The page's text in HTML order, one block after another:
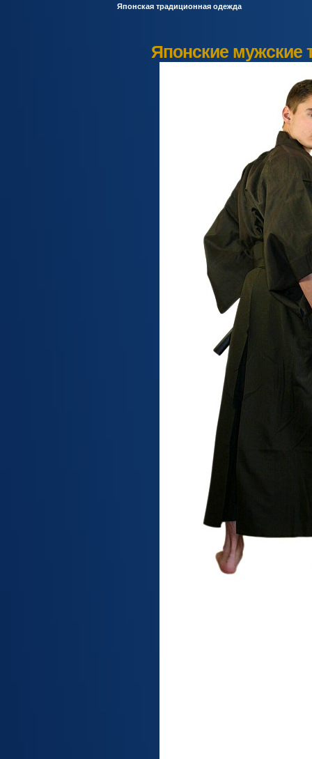
Японские мужские
Японская традиционная одежда